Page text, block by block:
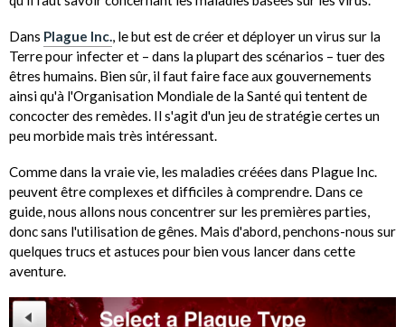
Dans Plague Inc., le but est de créer et déployer un virus sur la
Terre pour infecter et – dans la plupart des scénarios – tuer des
êtres humains. Bien sûr, il faut faire face aux gouvernements
ainsi qu'à l'Organisation Mondiale de la Santé qui tentent de
concocter des remèdes. Il s'agit d'un jeu de stratégie certes un
peu morbide mais très intéressant.
Comme dans la vraie vie, les maladies créées dans Plague Inc.
peuvent être complexes et difficiles à comprendre. Dans ce
guide, nous allons nous concentrer sur les premières parties,
donc sans l'utilisation de gênes. Mais d'abord, penchons-nous sur
quelques trucs et astuces pour bien vous lancer dans cette
aventure.